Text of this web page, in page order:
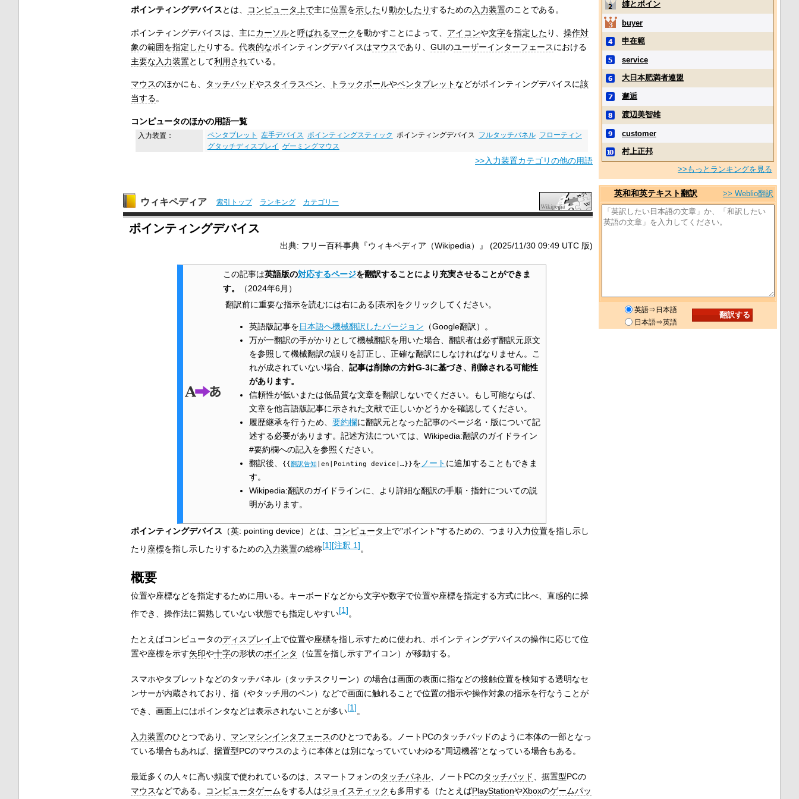
ポインティングデバイスとは、 コンピュータ上で主に位置を示した り動かしたりするための入力装置のことである。
ポインティングデバイスは、主にカーソルと呼ばれるマークを動かすことによって、 アイコンや文字を指定した り、 操作対
象の範囲を指定した りする。 代表的なポインティングデバイスはマウスであり、 GUIのユーザーインターフェースにおける
主要な 入力装置として利用されている。
マウスのほかにも、 タッチパッドやスタイラスペン トラックボールやペンタブレット などがポインティングデバイスに該
当する。
コンピュータのほかの用語一覧
入力装置： ペンタブレット 左手デバイス ポインティングスティック ポインティングデバイス フルタッチパネル フローティン
グタッチディスプレイ
ゲーミングマウス
>>入力装置カテゴリの他の用語
ウィキペディア 索引トップ ランキング カテゴリー
ポインティングデバイス
出典: フリー百科事典『ウィキペディア（Wikipedia）』 (2025/11/30 09:49 UTC 版)
この記事は英語版の対応するページを翻訳することにより充実させることができま
す。
（2024年6月 ）
翻訳前に重要な指示を読むには右にある[表示]をクリックしてください。
英語版記事を 日本語へ機械翻訳したバージョン （Google翻訳）。
万が一翻訳の手がかりとして機械翻訳を用いた場合、翻訳者は必ず翻訳元原文
を参照して機械翻訳の誤りを訂正し、正確な翻訳にしなければなりません。こ
れが成されていない場合、 記事は削除の方針G-3に基づき、削除される可能性
があります。
信頼性が低いまたは低品質な文章を翻訳しないでください。もし可能ならば、
文章を他言語版記事に示された文献で正しいかどうかを確認してください。
履歴継承を行うため、 要約欄に翻訳元となった記事のページ名・版について記
述する必要があります。記述方法については、Wikipedia:翻訳のガイドライン
#要約欄への記入を参照ください。
翻訳後、
{{翻訳告知 |en|Pointing device|…}}を ノート に追加することもできま
す。
Wikipedia:翻訳のガイドラインに、より詳細な翻訳の手順・指針についての説
明があります。
ポインティングデバイス （英: pointing device）とは、 コンピュータ上で"ポイント"するための、つまり入力位置を指し示し
たり 座標を指し示したりするための入力装置の総称[1][注釈 1]。
概要
位置や座標などを指定するために用いる。キーボードなどから文字や数字で位置や座標を指定する方式に比べ、直感的に操
作でき、操作法に習熟していない状態でも指定しやすい[1]。
たとえばコンピュータのディスプレイ上で位置や座標を指し示すために使われ、ポインティングデバイスの操作に応じて位
置や座標を示す矢印や十字の形状のポインタ （位置を指し示すアイコン）が移動する。
スマホやタブレットなどのタッチパネル（タッチスクリーン）の場合は画面の表面に指などの接触位置を検知する透明なセ
ンサーが内蔵されており、指（やタッチ用のペン）などで画面に触れることで位置の指示や操作対象の指示を行なうことが
でき、画面上にはポインタなどは表示されないことが多い[1]。
入力装置のひとつであり、 マンマシンインタフェースのひとつである。ノートPCのタッチパッドのように本体の一部となっ
ている場合もあれば、据置型PCのマウスのように本体とは別になっていていわゆる"周辺機器"となっている場合もある。
最近多くの人々に高い頻度で使われているのは、スマートフォンのタッチパネル、ノートPCのタッチパッド、据置型PCの
マウスなどである。 コンピュータゲームをする人はジョイスティック も多用する（たとえばPlayStationやXboxのゲームパッ
姉とボイン
buyer
申在範
service
大日本肥満者連盟
邂逅
渡辺美智雄
customer
村上正邦
>>もっとランキングを見る
英和和英テキスト翻訳 >> Weblio翻訳
英語⇒日本語
日本語⇒英語